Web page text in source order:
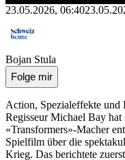
23.05.2026, 06:40
Bojan Stula
Folge mir
Action, Spezialeffekte und
Regisseur Michael Bay
«Transformers»-Macher
Spielfilm über die
Krieg. Das berichtete